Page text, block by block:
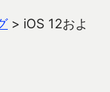
> iOS 12およ